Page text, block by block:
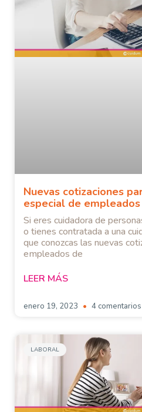
Nuevas cotizaciones
especial de
Si eres cuidadora de
o tienes contratada a una
que conozcas las nuevas
empleados de
LEER MÁS
enero 19, 2023 4 comentarios
LABORAL